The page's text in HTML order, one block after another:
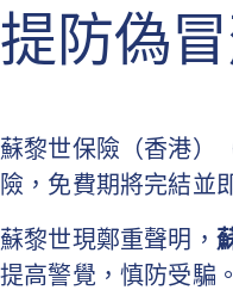
提防偽
蘇黎世保險（香港）
險，免費期將完結並
蘇黎世現鄭重聲明，
提高警覺，慎防受騙。